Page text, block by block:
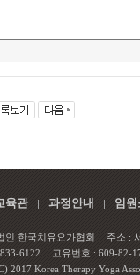
육관 과정안내 임
인 한국치유요가협회
주소 :
6122
고유번호 : 609-82-
2017 Korea Therapy Yoga